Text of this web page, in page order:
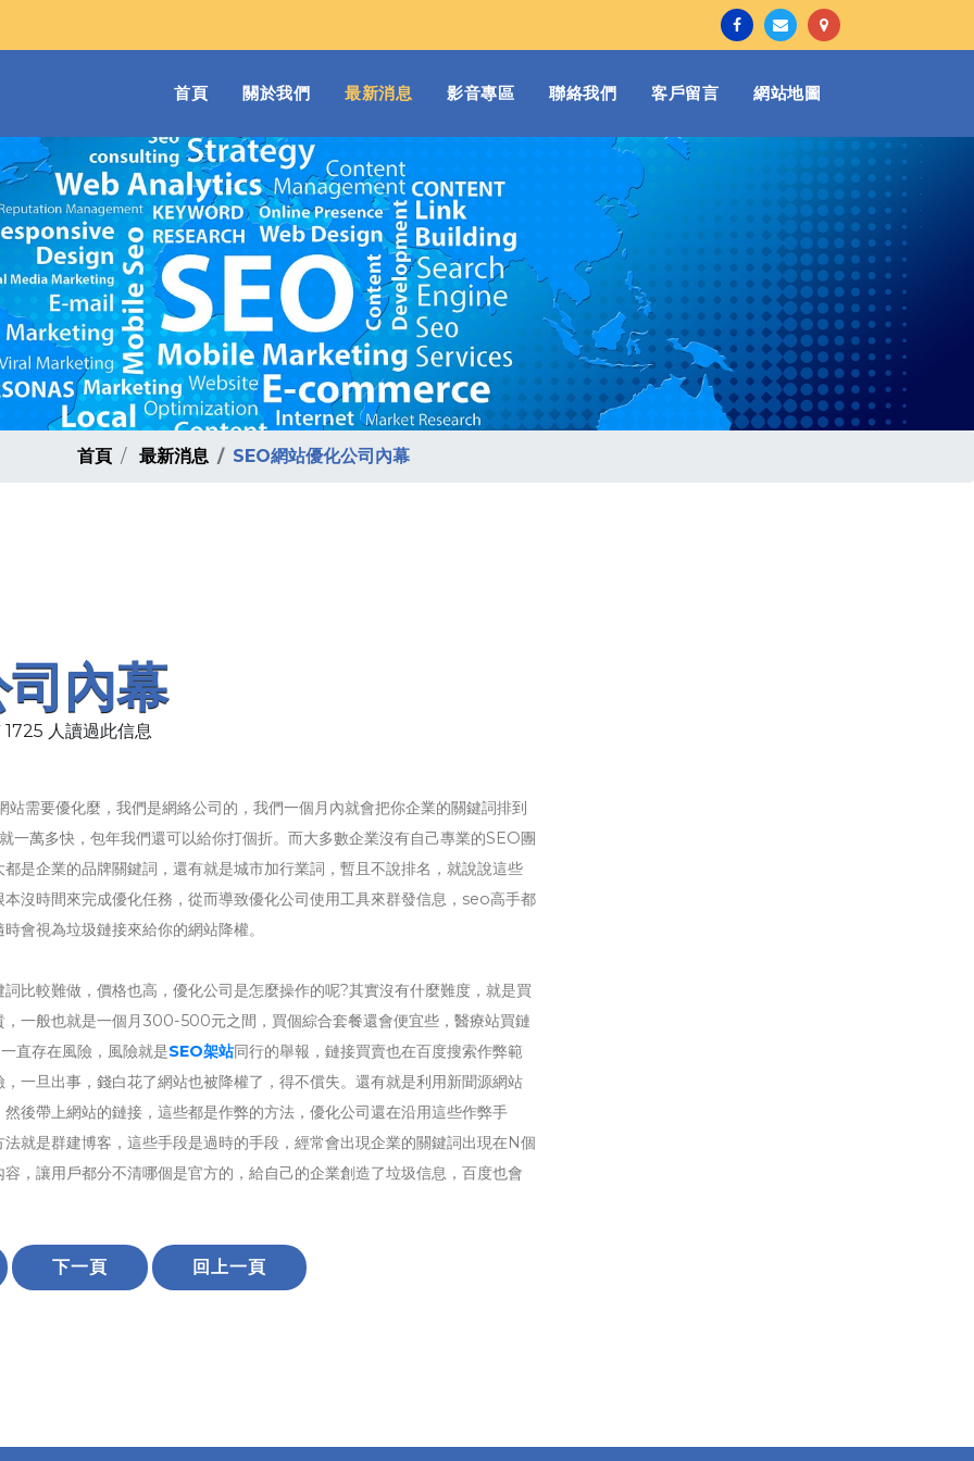
首頁(current)
關於我們 最新消息 影音專區 聯絡我們 客戶留言 網站地圖
首頁 最新消息 SEO網站優化公司內幕
內幕
1725 人讀過此信息
站需要優化麼，我們是網絡公司的，我們一個月內就會把你企業的關鍵詞排到
萬多快，包年我們還可以給你打個折。而大多數企業沒有自己專業的SEO團
是企業的品牌關鍵詞，還有就是城市加行業詞，暫且不說排名，就說說這些
沒時間來完成優化任務，從而導致優化公司使用工具來群發信息，seo高手都
會視為垃圾鏈接來給你的網站降權。
較難做，價格也高，優化公司是怎麼操作的呢?其實沒有什麼難度，就是買
一般也就是一個月300-500元之間，買個綜合套餐還會便宜些，醫療站買鏈
直存在風險，風險就是SEO架站同行的舉報，鏈接買賣也在百度搜索作弊範
一旦出事，錢白花了網站也被降權了，得不償失。還有就是利用新聞源網站
後帶上網站的鏈接，這些都是作弊的方法，優化公司還在沿用這些作弊手
就是群建博客，這些手段是過時的手段，經常會出現企業的關鍵詞出現在N個
，讓用戶都分不清哪個是官方的，給自己的企業創造了垃圾信息，百度也會
下一頁 回上一頁